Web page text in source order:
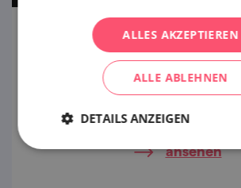
Venus von Věstonice
Eine mit weiblichen Reizen
Schöne aus gebranntem Ton
kleines südmährisches Dorf
weltweit. Was macht die
ansehen
ALLES AKZEPTIEREN
ALLE ABLEHNEN
DETAILS ANZEIGEN